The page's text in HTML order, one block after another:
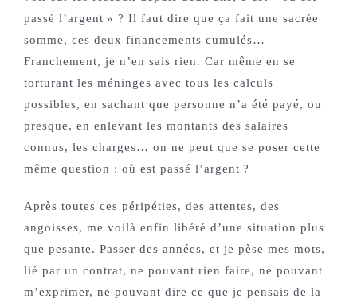
passé l’argent » ? Il faut dire que ça fait une sacrée
somme, ces deux financements cumulés…
Franchement, je n’en sais rien. Car même en se
torturant les méninges avec tous les calculs
possibles, en sachant que personne n’a été payé, ou
presque, en enlevant les montants des salaires
connus, les charges… on ne peut que se poser cette
même question : où est passé l’argent ?
Après toutes ces péripéties, des attentes, des
angoisses, me voilà enfin libéré d’une situation plus
que pesante. Passer des années, et je pèse mes mots,
lié par un contrat, ne pouvant rien faire, ne pouvant
m’exprimer, ne pouvant dire ce que je pensais de la